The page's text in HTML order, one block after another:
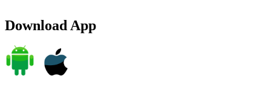
Download App